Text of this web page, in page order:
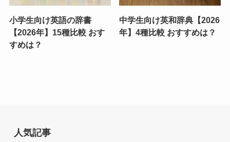
小学生向け英語の辞書
【2026年】15種比較 おす
すめは？
中学生向け英和辞典【2026
年】4種比較 おすすめは？
人気記事